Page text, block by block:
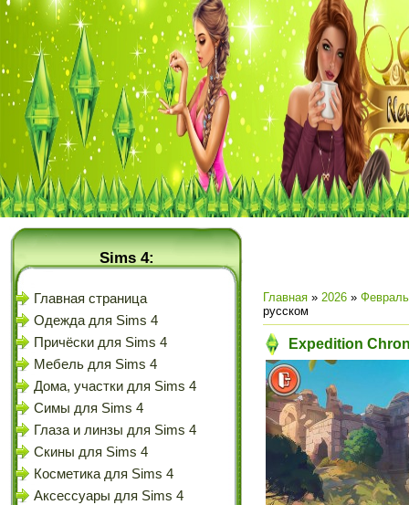
Sims 4:
Главная страница
Одежда для Sims 4
Причёски для Sims 4
Мебель для Sims 4
Дома, участки для Sims 4
Симы для Sims 4
Глаза и линзы для Sims 4
Скины для Sims 4
Косметика для Sims 4
Аксессуары для Sims 4
Главная » 2026 » Февраль
русском
Expedition